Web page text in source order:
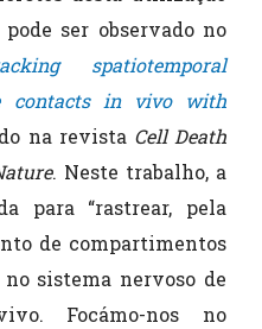
ser observado no
spatiotemporal
contacts in vivo with
na revista Cell Death
. Neste trabalho, a
para “rastrear, pela
de compartimentos
sistema nervoso de
Focámo-nos no